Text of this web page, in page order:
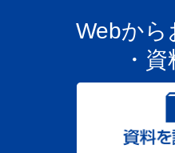
Webから
・